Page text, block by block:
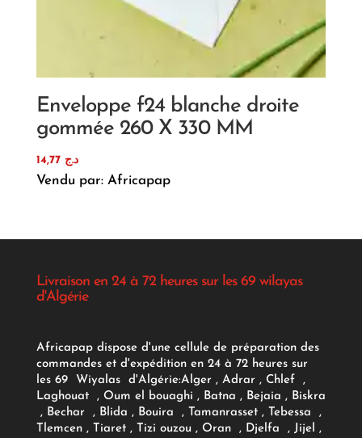
Enveloppe f24 blanche droite
gommée 260 X 330 MM
د.ج 14,77
Vendu par: Africapap
Livraison en 24 à 72 heures sur les 69 wilayas
d'Algérie
Africapap dispose d'une cellule de préparation des
commandes et d'expédition en 24 à 72 heures sur
les 69 Wiyalas d'Algérie:Alger , Adrar, Chlef ,
Laghouat , Oum el bouaghi , Batna , Bejaia , Biskra
, Bechar , Blida , Bouira , Tamanrasset , Tebessa ,
Tlemcen , Tiaret , Tizi ouzou , Oran , Djelfa , Jijel ,